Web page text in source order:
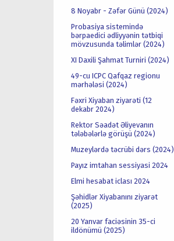
8 Noyabr - Zəfər Günü (2024)
Probasiya sistemində
bərpaedici ədliyyənin tətbiqi
mövzusunda təlimlər (2024)
XI Daxili Şahmat Turniri (2024)
49-cu ICPC Qafqaz regionu
mərhələsi (2024)
Fəxri Xiyaban ziyarəti (12
dekabr 2024)
Rektor Səadət Əliyevanın
tələbələrlə görüşü (2024)
Muzeylərdə təcrübi dərs (2024)
Payız imtahan sessiyasi 2024
Elmi hesabat iclası 2024
Şəhidlər Xiyabanını ziyarət
(2025)
20 Yanvar faciəsinin 35-ci
ildönümü (2025)